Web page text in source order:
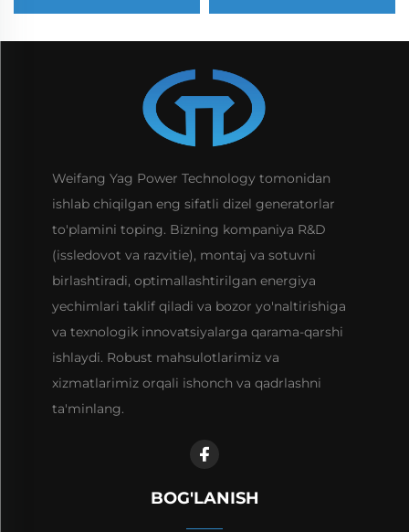
ishlab chiqarish uchun
ishlatiladigan SDEC
Weifang Yag Power Technology tomonidan
ishlab chiqilgan eng sifatli dizel generatorlar
to'plamini toping. Bizning kompaniya R&D
(issledovot va razvitie), montaj va sotuvni
birlashtiradi, optimallashtirilgan energiya
yechimlari taklif qiladi va bozor yo'naltirishiga
va texnologik innovatsiyalarga qarama-qarshi
ishlaydi. Robust mahsulotlarimiz va
xizmatlarimiz orqali ishonch va qadrlashni
ta'minlang.
BOG'LANISH